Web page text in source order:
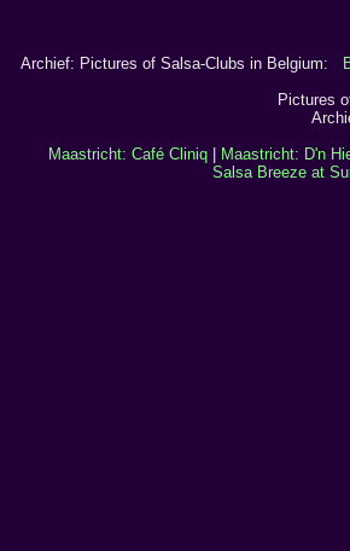
Archief: Pictures of Salsa-Clubs in Belgium:
Pictures
Maastricht: Café Cliniq
Maastricht: D'n
Salsa Breeze at